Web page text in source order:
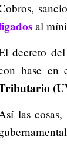
al
decreto
base
las cosas,